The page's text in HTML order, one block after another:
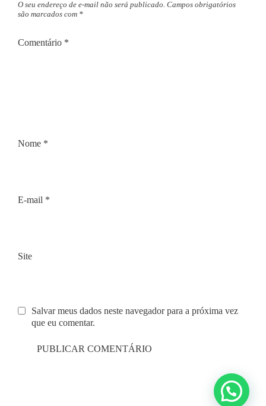
O seu endereço de e-mail não será publicado. Campos obrigatórios
são marcados com *
Comentário *
Nome *
E-mail *
Site
Salvar meus dados neste navegador para a próxima vez
que eu comentar.